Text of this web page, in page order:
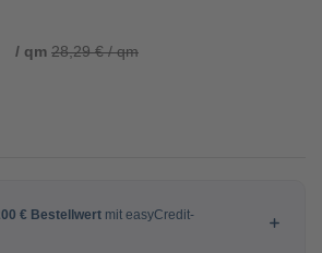
/ qm 28,29 € / qm